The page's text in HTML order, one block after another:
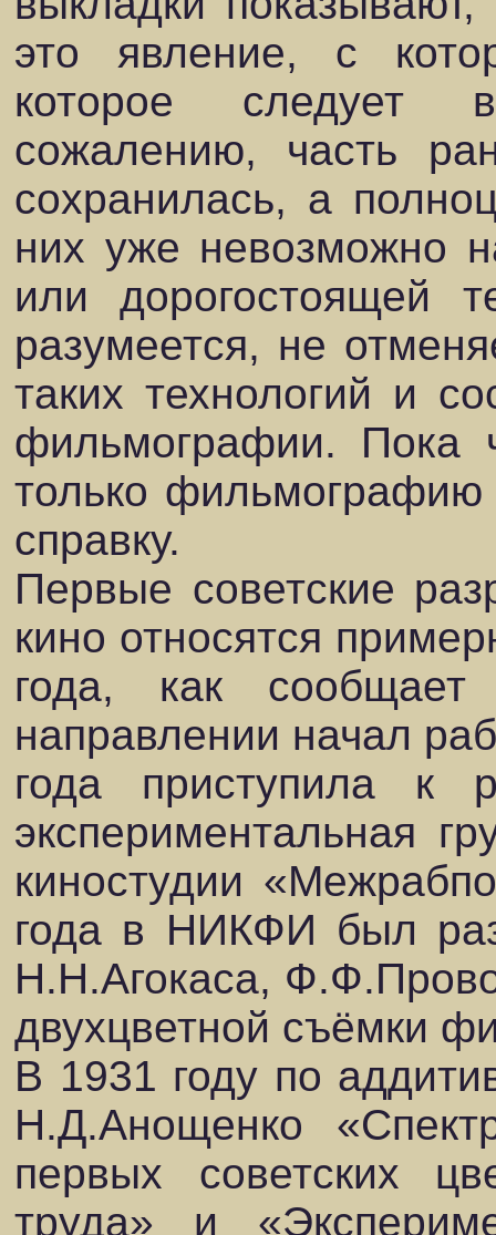
это явление, с
которое следует
сожалению, часть
сохранилась, а
них уже невозможно
или дорогостоящей
разумеется, не
таких технологий и
фильмографии. Пока
только фильмографию
справку.
Первые советские
кино относятся
года, как
направлении начал
года приступила к
экспериментальная
киностудии
года в НИКФИ был
Н.Н.Агокаса,
двухцветной съёмки
В 1931 году по
Н.Д.Анощенко
первых советских
труда» и